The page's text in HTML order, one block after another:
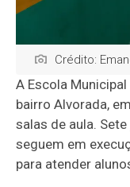
Crédito:
A Escola
bairro Alvorada,
salas de aula.
seguem em
para atender